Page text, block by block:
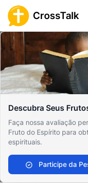
CrossTalk
Descubra Seus
Faça nossa avaliação
Fruto do Espírito para
espirituais.
Participe da
Home
Início
Arquivo de
Nosso blog
Conteúdo
Perguntas
Bíblia